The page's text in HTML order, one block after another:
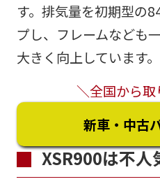
す。排気量を初期型の
プし、フレームなども
大きく向上しています。
＼全国から
新車・中古
XSR900は不人